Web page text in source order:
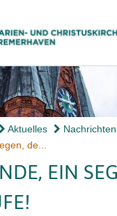
Aktuelles
de...
EIN